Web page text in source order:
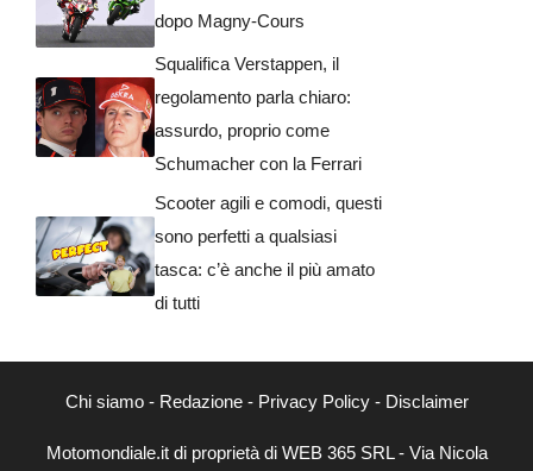
dopo Magny-Cours
Squalifica Verstappen, il
regolamento parla chiaro:
assurdo, proprio come
Schumacher con la Ferrari
Scooter agili e comodi, questi
sono perfetti a qualsiasi
tasca: c’è anche il più amato
di tutti
Chi siamo- Redazione- Privacy Policy- Disclaimer
Motomondiale.it di proprietà di WEB 365 SRL - Via Nicola